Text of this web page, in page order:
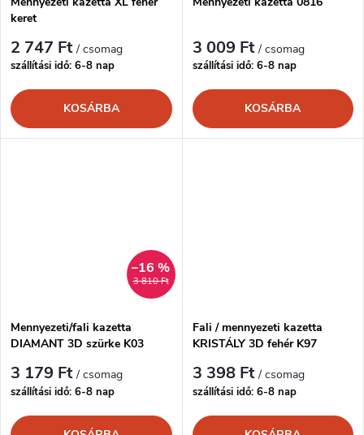
é
s
e
j
a
keret
2 747 Ft/ csomag
szállítási idő: 6-8 nap
KOSÁRBA
3 009 Ft/ csomag
szállítási idő: 6-8 nap
KOSÁRBA
3 810 Ft
–16 %
Mennyezeti/fali kazetta
DIAMANT 3D szürke K03
3 179 Ft/ csomag
szállítási idő: 6-8 nap
Fali / mennyezeti kazetta
KRISTÁLY 3D fehér K97
3 398 Ft/ csomag
szállítási idő: 6-8 nap